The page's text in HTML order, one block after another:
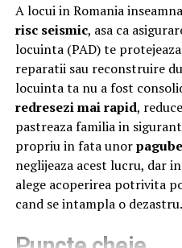
Fiecare proiect este unic.
ci construim fiecare piesă
dimensiunile spațiului
stilul dorit (modern,
funcționalitate și
preferințele clientului
Indiferent că vorbim
mobilier pentru living sau
mobilier care se
accident?
Legislația din România îți
reprezentat de specialiști
asigurări. Un avocat
o firmă de consultanță
europene și capcanele
Succesul unui dosar
medico-legal și a raportului
Aceste acte oficiale traduc
punctaj traumatologic
A locui in Romania
risc seismic, asa ca
locuinta (PAD) te
reparatii sau reconstruire
locuinta ta nu a fost
redresezi mai rapid,
pastreaza familia in
propriu in fata unorpagube
neglijeaza acest lucru, dar
alege acoperirea potrivita
cand se intampla o dezastru.